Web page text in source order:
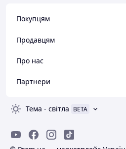
Покупцям
Продавцям
Про нас
Партнери
Тема - світла BETA